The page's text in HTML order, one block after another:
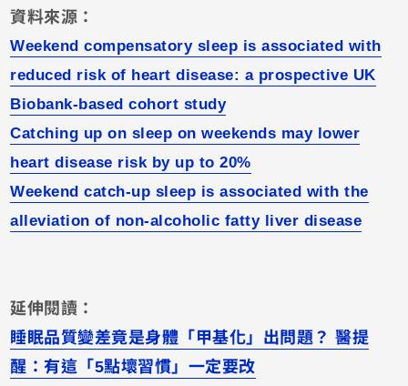
資料來源：
Weekend compensatory sleep is associated with
reduced risk of heart disease: a prospective UK
Biobank-based cohort study
Catching up on sleep on weekends may lower
heart disease risk by up to 20%
Weekend catch-up sleep is associated with the
alleviation of non-alcoholic fatty liver disease
延伸閱讀：
睡眠品質變差竟是身體「甲基化」出問題？ 醫提
醒：有這「5點壞習慣」一定要改